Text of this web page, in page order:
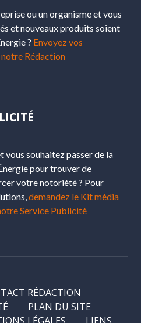
ou un organisme et vous
et nouveaux produits soient
? Envoyez vos
notre Rédaction
vous souhaitez passer de la
pour trouver de
votre notoriété ? Pour
demandez le Kit média
Service Publicité
RÉDACTION
PLAN DU SITE